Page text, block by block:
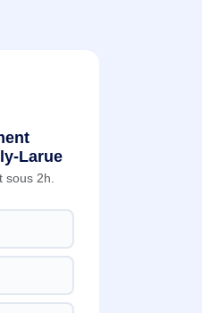
Larue
sous 2h.